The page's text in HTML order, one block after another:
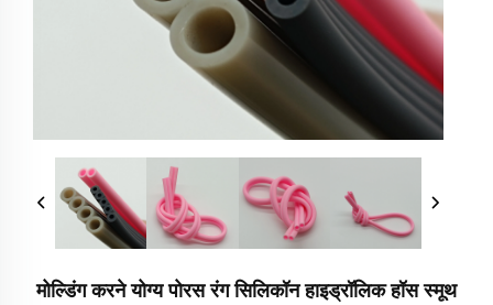
मोल्डिंग करने योग्य पोरस रंग सिलिकॉन हाइड्रॉलिक हॉस स्मूथ